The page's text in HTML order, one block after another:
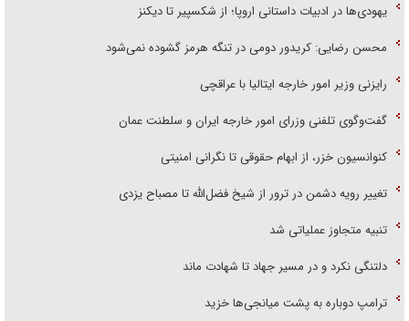
یهودی‌ها در ادبیات داستانی اروپا؛ از شکسپیر تا دیکنز
محسن رضایی: کریدور دومی در تنگه هرمز گشوده نمی‌شود
رایزنی وزیر امور خارجه ایتالیا با عراقچی
گفت‌وگوی تلفنی وزرای امور خارجه ایران و سلطنت عمان
کنوانسیون خزر، از ابهام حقوقی تا نگرانی امنیتی
تغییر رویه دشمن در ترور از شیخ فضل‌الله تا مصباح یزدی
تنبیه متجاوز عملیاتی شد
دلتنگی نکرد و در مسیر جهاد تا شهادت ماند
ترامپ دوباره به پشت میانجی‌ها خزید